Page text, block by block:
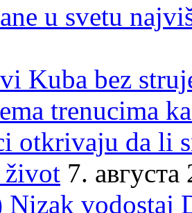
u svetu
Kuba bez
trenucima
otkrivaju da li
život 7. августа
Nizak vodostaj